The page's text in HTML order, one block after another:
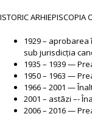
ISTORIC ARHIEPISCOPIA
1929 –
sub jurisdicția
1935 – 1939 —
1950 – 1963 —
1966 – 2001 —
2001 – astãzi –-
2006 – 2016 —